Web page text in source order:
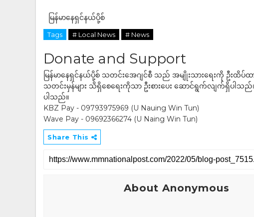
မြန်မာနေရှင်နယ်ပို့စ်
Tags # Local News # News
Donate and Support
မြန်မာနေရှင်နယ်ပို့စ် သတင်းအေဂျင်စီ သည် အမျိုးသားရေးကို ဦးထိပ်
သတင်းမှန်များ သိရှိစေရေးကိုသာ ဦးစားပေး ဆောင်ရွက်လျက်ရှိပါသ
ပါသည်။
KBZ Pay - 09793975969 (U Nauing Win Tun)
Wave Pay - 09692366274 (U Naing Win Tun)
Share This
About Anonymous